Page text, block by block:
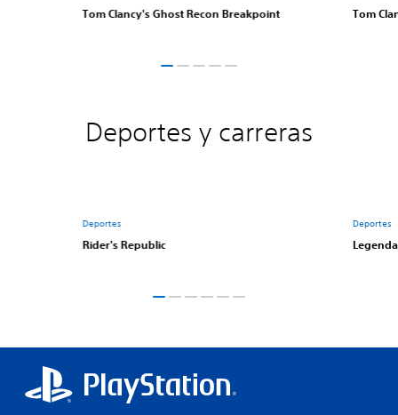
Tom Clancy's Ghost Recon Breakpoint Tom
Deportes y carreras
Deportes
Rider's Republic
Deportes